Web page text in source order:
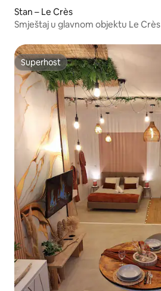
Stan – Le Crès
Smještaj u glavnom objektu Le Crès
Superhost
Superhost